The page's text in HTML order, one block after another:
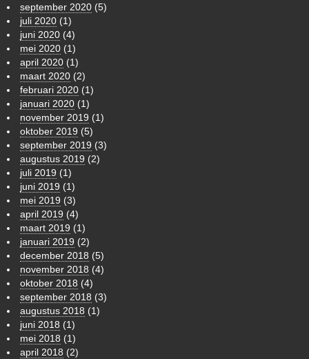
september 2020 (5)
juli 2020 (1)
juni 2020 (4)
mei 2020 (1)
april 2020 (1)
maart 2020 (2)
februari 2020 (1)
januari 2020 (1)
november 2019 (1)
oktober 2019 (5)
september 2019 (3)
augustus 2019 (2)
juli 2019 (1)
juni 2019 (1)
mei 2019 (3)
april 2019 (4)
maart 2019 (1)
januari 2019 (2)
december 2018 (5)
november 2018 (4)
oktober 2018 (4)
september 2018 (3)
augustus 2018 (1)
juni 2018 (1)
mei 2018 (1)
april 2018 (2)